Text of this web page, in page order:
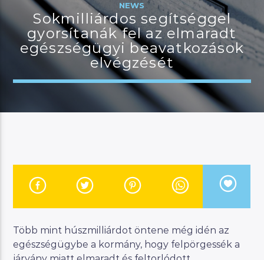
JELENLEGI MŰSOR
KANAPÉ
18:00
Manna FM
NEWS
Sokmilliárdos segítséggel
gyorsítanák fel az elmaradt
egészségügyi beavatkozások
elvégzését
Több mint húszmilliárdot öntene még idén az
egészségügybe a kormány, hogy felpörgessék a